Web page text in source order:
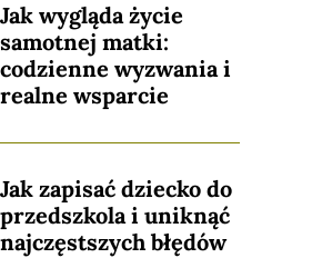
Jak wygląda życie
samotnej matki:
codzienne wyzwania i
realne wsparcie
Jak zapisać dziecko do
przedszkola i uniknąć
najczęstszych błędów